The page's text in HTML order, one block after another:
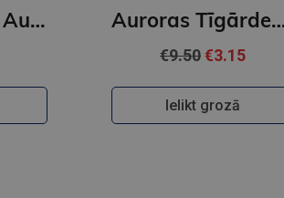
Strīdus ābols. Auroras Tīgārdenas mistērijas Auroras Tīgārdenas
€9.50€3.15
Ielikt grozā